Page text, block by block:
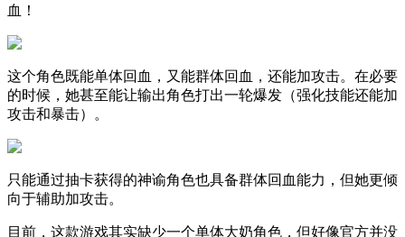
血！
这个角色既能单体回血，又能群体回血，还能加攻击。在必要
的时候，她甚至能让输出角色打出一轮爆发（强化技能还能加
攻击和暴击）。
只能通过抽卡获得的神谕角色也具备群体回血能力，但她更倾
向于辅助加攻击。
目前，这款游戏其实缺少一个单体大奶角色，但好像官方并没